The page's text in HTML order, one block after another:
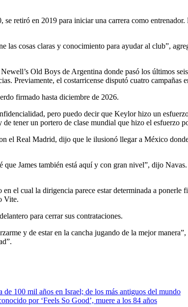
retiró en 2019 para iniciar una carrera como
cosas claras y conocimiento para ayudar al club”,
Old Boys de Argentina donde pasó los últimos
Previamente, el costarricense disputó cuatro
firmado hasta diciembre de 2026.
pero puedo decir que Keylor hizo un
tener un portero de clase mundial que hizo el esfuerzo
el Real Madrid, dijo que le ilusionó llegar a México
James también está aquí y con gran nivel”, dijo
el cual la dirigencia parece estar determinada a
Vite.
para cerrar sus contrataciones.
y de estar en la cancha jugando de la mejor
100 mil años en Israel; de los más antiguos del mundo
por ‘Feels So Good’, muere a los 84 años